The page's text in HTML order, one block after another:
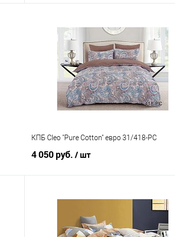
Купить в 1 клик
Сравнение
В избранное
В наличии
КПБ Cleo "Pure Cotton" евро 31/418-PC
4 050 руб. / шт
Купить в 1 клик
Сравнение